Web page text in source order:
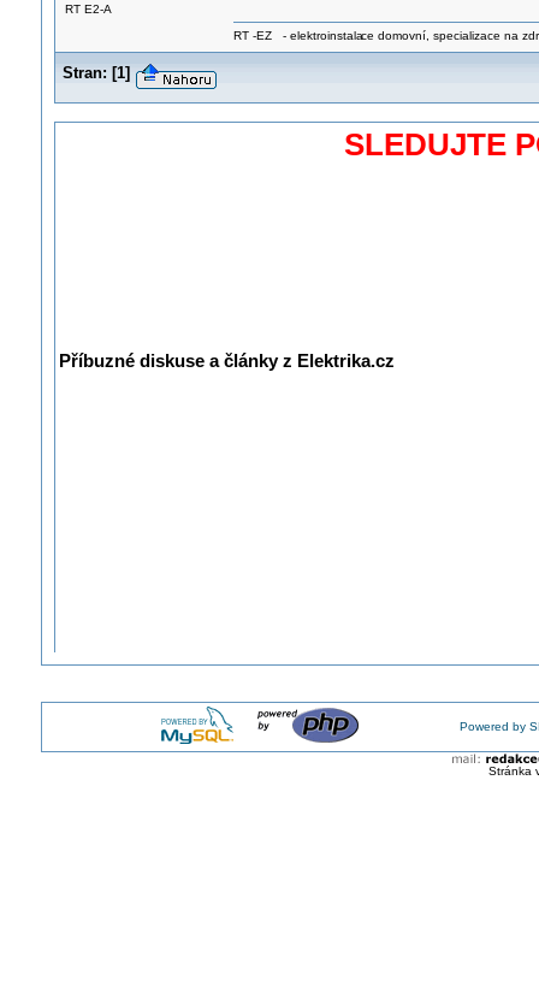
RT E2-A
RT -EZ - elektroinstalace domovní, specializace na
Stran: [1]
SLEDUJTE
Příbuzné diskuse a články z Elektrika.cz
Powered by
Stránka